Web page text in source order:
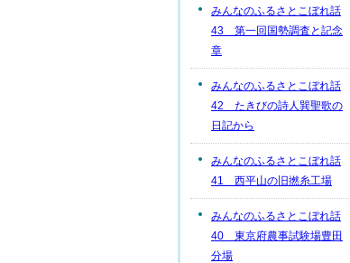
みんなのふるさとこぼれ話
43 第一回国勢調査と記念
章
みんなのふるさとこぼれ話
42 たきびの詩人巽聖歌の
日記から
みんなのふるさとこぼれ話
41 西平山の旧撚糸工場
みんなのふるさとこぼれ話
40 東京府農事試験場豊田
分場